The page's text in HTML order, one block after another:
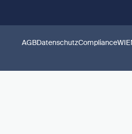
AGBDatenschutzCompliance